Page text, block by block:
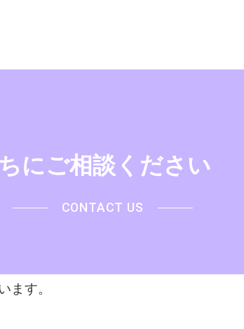
にご相談ください
CONTACT US
す。